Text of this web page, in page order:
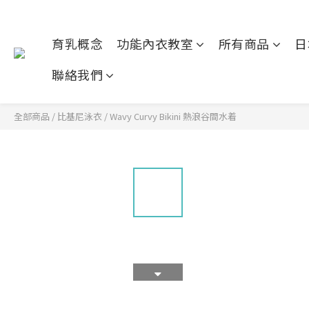
育乳概念 功能內衣教室 所有商品
聯絡我們
全部商品 / 比基尼泳衣 /Wavy Curvy Bikini 熱浪谷間水着